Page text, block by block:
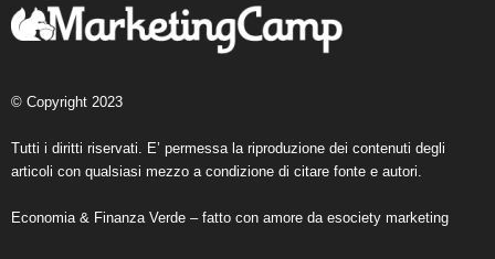
© Copyright 2023
Tutti i diritti riservati. E’ permessa la riproduzione dei contenuti degli
articoli con qualsiasi mezzo a condizione di citare fonte e autori.
Economia & Finanza Verde – fatto con amore da esociety marketing